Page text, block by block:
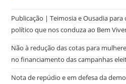
Publicação | Teimosia e Ousadia
político que nos conduza ao Bem
Não à redução das cotas para
no financiamento das campanhas
Nota de repúdio e em defesa da